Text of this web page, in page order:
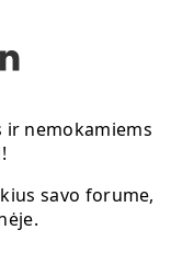
ir nemokamiems
savo forume,